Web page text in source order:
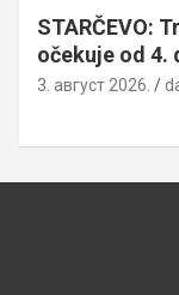
STARČEVO:
očekuje od 4.
3. август 2026.